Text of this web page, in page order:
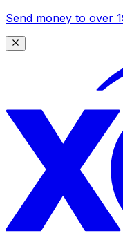
Send money to over